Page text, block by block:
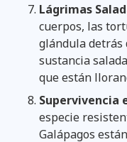
Lágrimas
cuerpos, las
glándula detrás
sustancia
que están
Supervivencia
especie
Galápagos